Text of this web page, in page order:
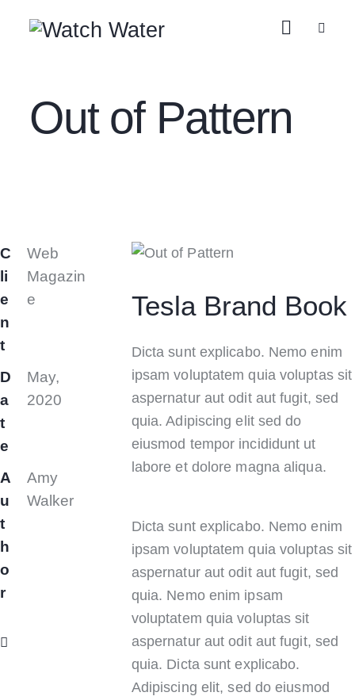
Out of Pattern
C
li
e
n
t
Web
Magazin
e
D
a
t
e
May,
2020
A
u
t
h
o
r
Amy
Walker
Tesla Brand Book
Dicta sunt explicabo. Nemo enim
ipsam voluptatem quia voluptas sit
aspernatur aut odit aut fugit, sed
quia. Adipiscing elit sed do
eiusmod tempor incididunt ut
labore et dolore magna aliqua.
Dicta sunt explicabo. Nemo enim
ipsam voluptatem quia voluptas sit
aspernatur aut odit aut fugit, sed
quia. Nemo enim ipsam
voluptatem quia voluptas sit
aspernatur aut odit aut fugit, sed
quia. Dicta sunt explicabo.
Adipiscing elit, sed do eiusmod